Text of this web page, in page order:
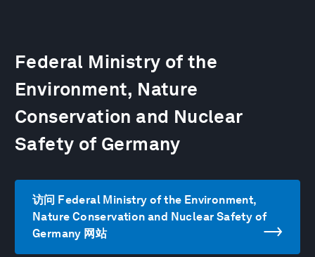
Federal Ministry of the
Environment, Nature
Conservation and Nuclear
Safety of Germany
访问 Federal Ministry of the Environment,
Nature Conservation and Nuclear Safety of
Germany 网站